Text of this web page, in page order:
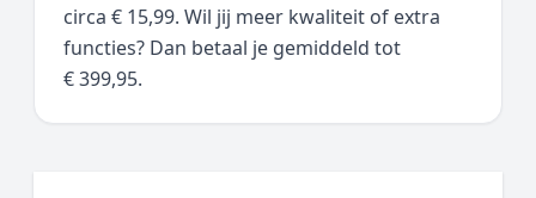
circa € 15,99. Wil jij meer kwaliteit of extra
functies? Dan betaal je gemiddeld tot
€ 399,95.